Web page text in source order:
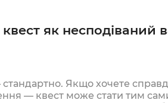
як несподіваний
Якщо хочете
— квест може стати тим